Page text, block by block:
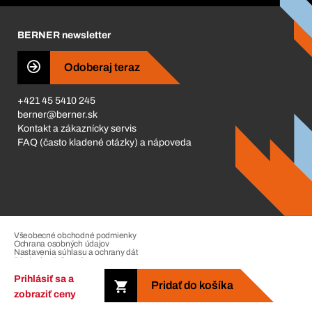
Prihlásiť sa a
zobraziť ceny
Pridať do košíka
Business Conduct
BERNER newsletter
Odoberaj teraz
+421 45 5410 245
berner@berner.sk
Kontakt a zákaznícky servis
FAQ (často kladené otázky) a nápoveda
Copyright © 2026. The Berner Group. All rights reserved.
Všeobecné obchodné podmienky
Ochrana osobných údajov
Nastavenia súhlasu a ochrany dát
Riadenie sťažností